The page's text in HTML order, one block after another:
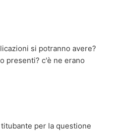
si potranno avere?
presenti? c'è ne erano
per la questione